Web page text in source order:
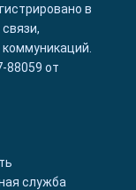
в
от
служба